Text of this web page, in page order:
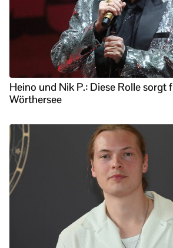
Heino und Nik P.: Diese Rolle sorgt
Wörthersee